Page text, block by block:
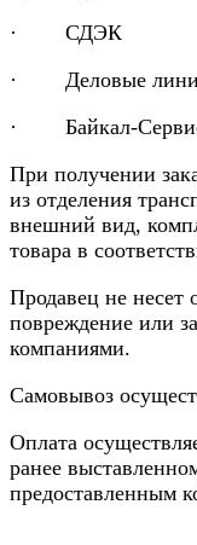
· СДЭК
· Деловые
· Байкал-Сервис
При получении
из отделения
внешний вид,
товара в
Продавец не несет
повреждение или
компаниями.
Самовывоз
Оплата
ранее
предоставленным